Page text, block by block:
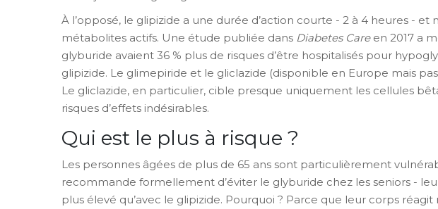
À l’opposé, le glipizide a une durée d’action courte - 2 à 4 heures -
métabolites actifs. Une étude publiée dans Diabetes Careen 2017 a
glyburide avaient 36 % plus de risques d’être hospitalisés pour
glipizide. Le glimepiride et le gliclazide (disponible en Europe mais
Le gliclazide, en particulier, cible presque uniquement les cellules
risques d’effets indésirables.
Qui est le plus à risque ?
Les personnes âgées de plus de 65 ans sont particulièrement
recommande formellement d’éviter le glyburide chez les seniors -
plus élevé qu’avec le glipizide. Pourquoi ? Parce que leur corps réagit